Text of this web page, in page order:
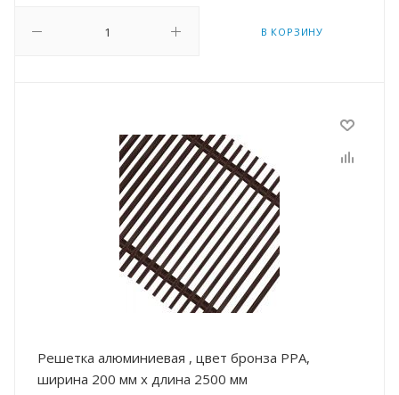
В КОРЗИНУ
Решетка алюминиевая , цвет бронза РРА,
ширина 200 мм х длина 2500 мм